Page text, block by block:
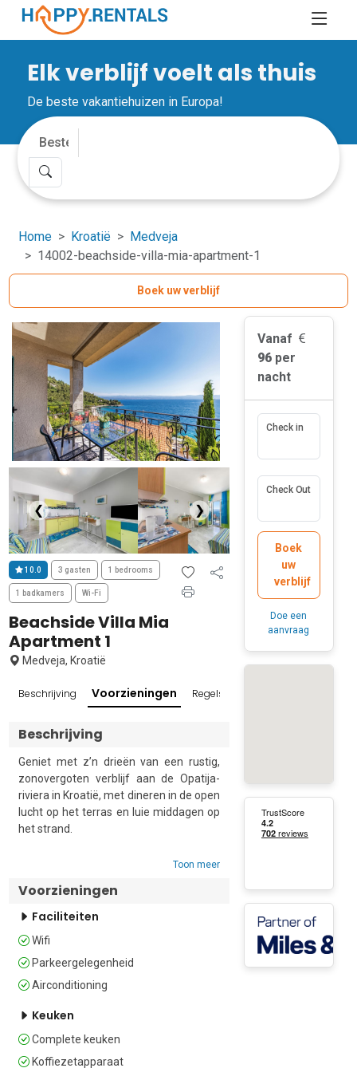
Elk verblijf voelt als thuis
De beste vakantiehuizen in Europa!
Home Kroatië
Medveja
14002-beachside-villa-mia-apartment-1
Boek uw verblijf
❮ ❯
10.0 3 gasten 1 bedrooms
1 badkamers Wi-Fi
Beachside Villa Mia
Apartment 1
Medveja, Kroatië
Beschrijving Voorzieningen Regels en beleid
Beschrijving
Geniet met z’n drieën van een rustig,
zonovergoten verblijf aan de Opatija-
riviera in Kroatië, met dineren in de open
lucht op het terras en luie middagen op
het strand.
Deze praktische, geklimatiseerde
uitzicht op zee en op slechts een korte
wandeling van het strand van Medveja.
begane grond van een gebouw met
twee verdiepingen en beschikt over een
eigen terras dat perfect is voor koffie in
gezellige open woonruimte met een
eenpersoonsslaapbank, een moderne
Toon meer
Voorzieningen
Faciliteiten
Wifi
Parkeergelegenheid
Airconditioning
Keuken
Complete keuken
Koffiezetapparaat
Vanaf
96 per
nacht
Check in
Check Out
Boek
uw
verblijf
Doe een
aanvraag